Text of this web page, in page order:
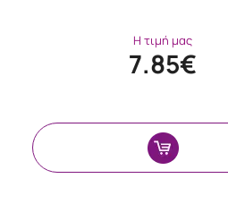
Η τιμή μας
7.85€